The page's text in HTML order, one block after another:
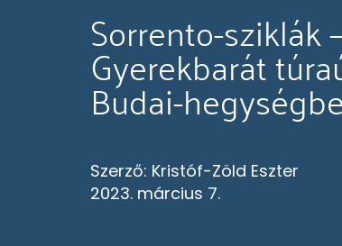
Sorrento-sziklák –
Gyerekbarát
Budai-
Szerző: Kristóf-Zöld Eszter
2023. március 7.